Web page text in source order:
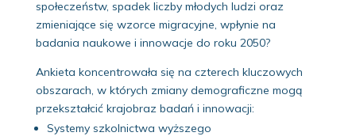
społeczeństw, spadek liczby młodych ludzi oraz
zmieniające się wzorce migracyjne, wpłynie na
badania naukowe i innowacje do roku 2050?
Ankieta koncentrowała się na czterech kluczowych
obszarach, w których zmiany demograficzne mogą
przekształcić krajobraz badań i innowacji:
Systemy szkolnictwa wyższego